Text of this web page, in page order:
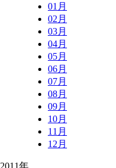
01月
02月
03月
04月
05月
06月
07月
08月
09月
10月
11月
12月
2011年